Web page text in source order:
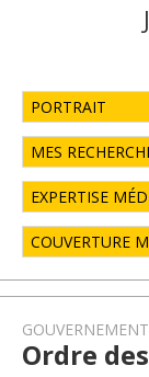
PORTRAIT
MES
EXPERTISE
COUVERTURE
Ordre